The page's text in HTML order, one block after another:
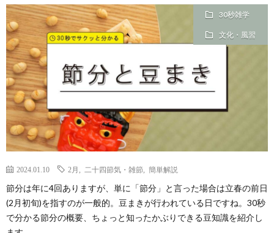
30秒雑学
文化・風習
2024.01.10 2月 二十四節気・雑節 簡単解説
節分は年に4回ありますが、単に「節分」と言った場合は立春の前日
(2月初旬)を指すのが一般的。豆まきが行われている日ですね。30秒
で分かる節分の概要、ちょっと知ったかぶりできる豆知識を紹介し